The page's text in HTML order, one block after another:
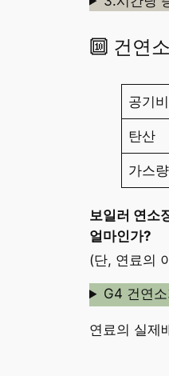
🔟 건연
공기비
탄산
가스량
보일러 연소
얼마인가?
(단, 연료의
G4 건연
연료의 실제